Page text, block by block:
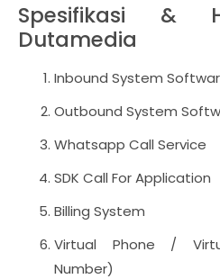
Spesifikasi &
Dutamedia
Inbound System
Outbound System
Whatsapp Call Service
SDK Call For Application
Billing System
Virtual Phone /
Number)